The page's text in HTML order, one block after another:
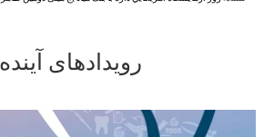
رویدادهای آینده